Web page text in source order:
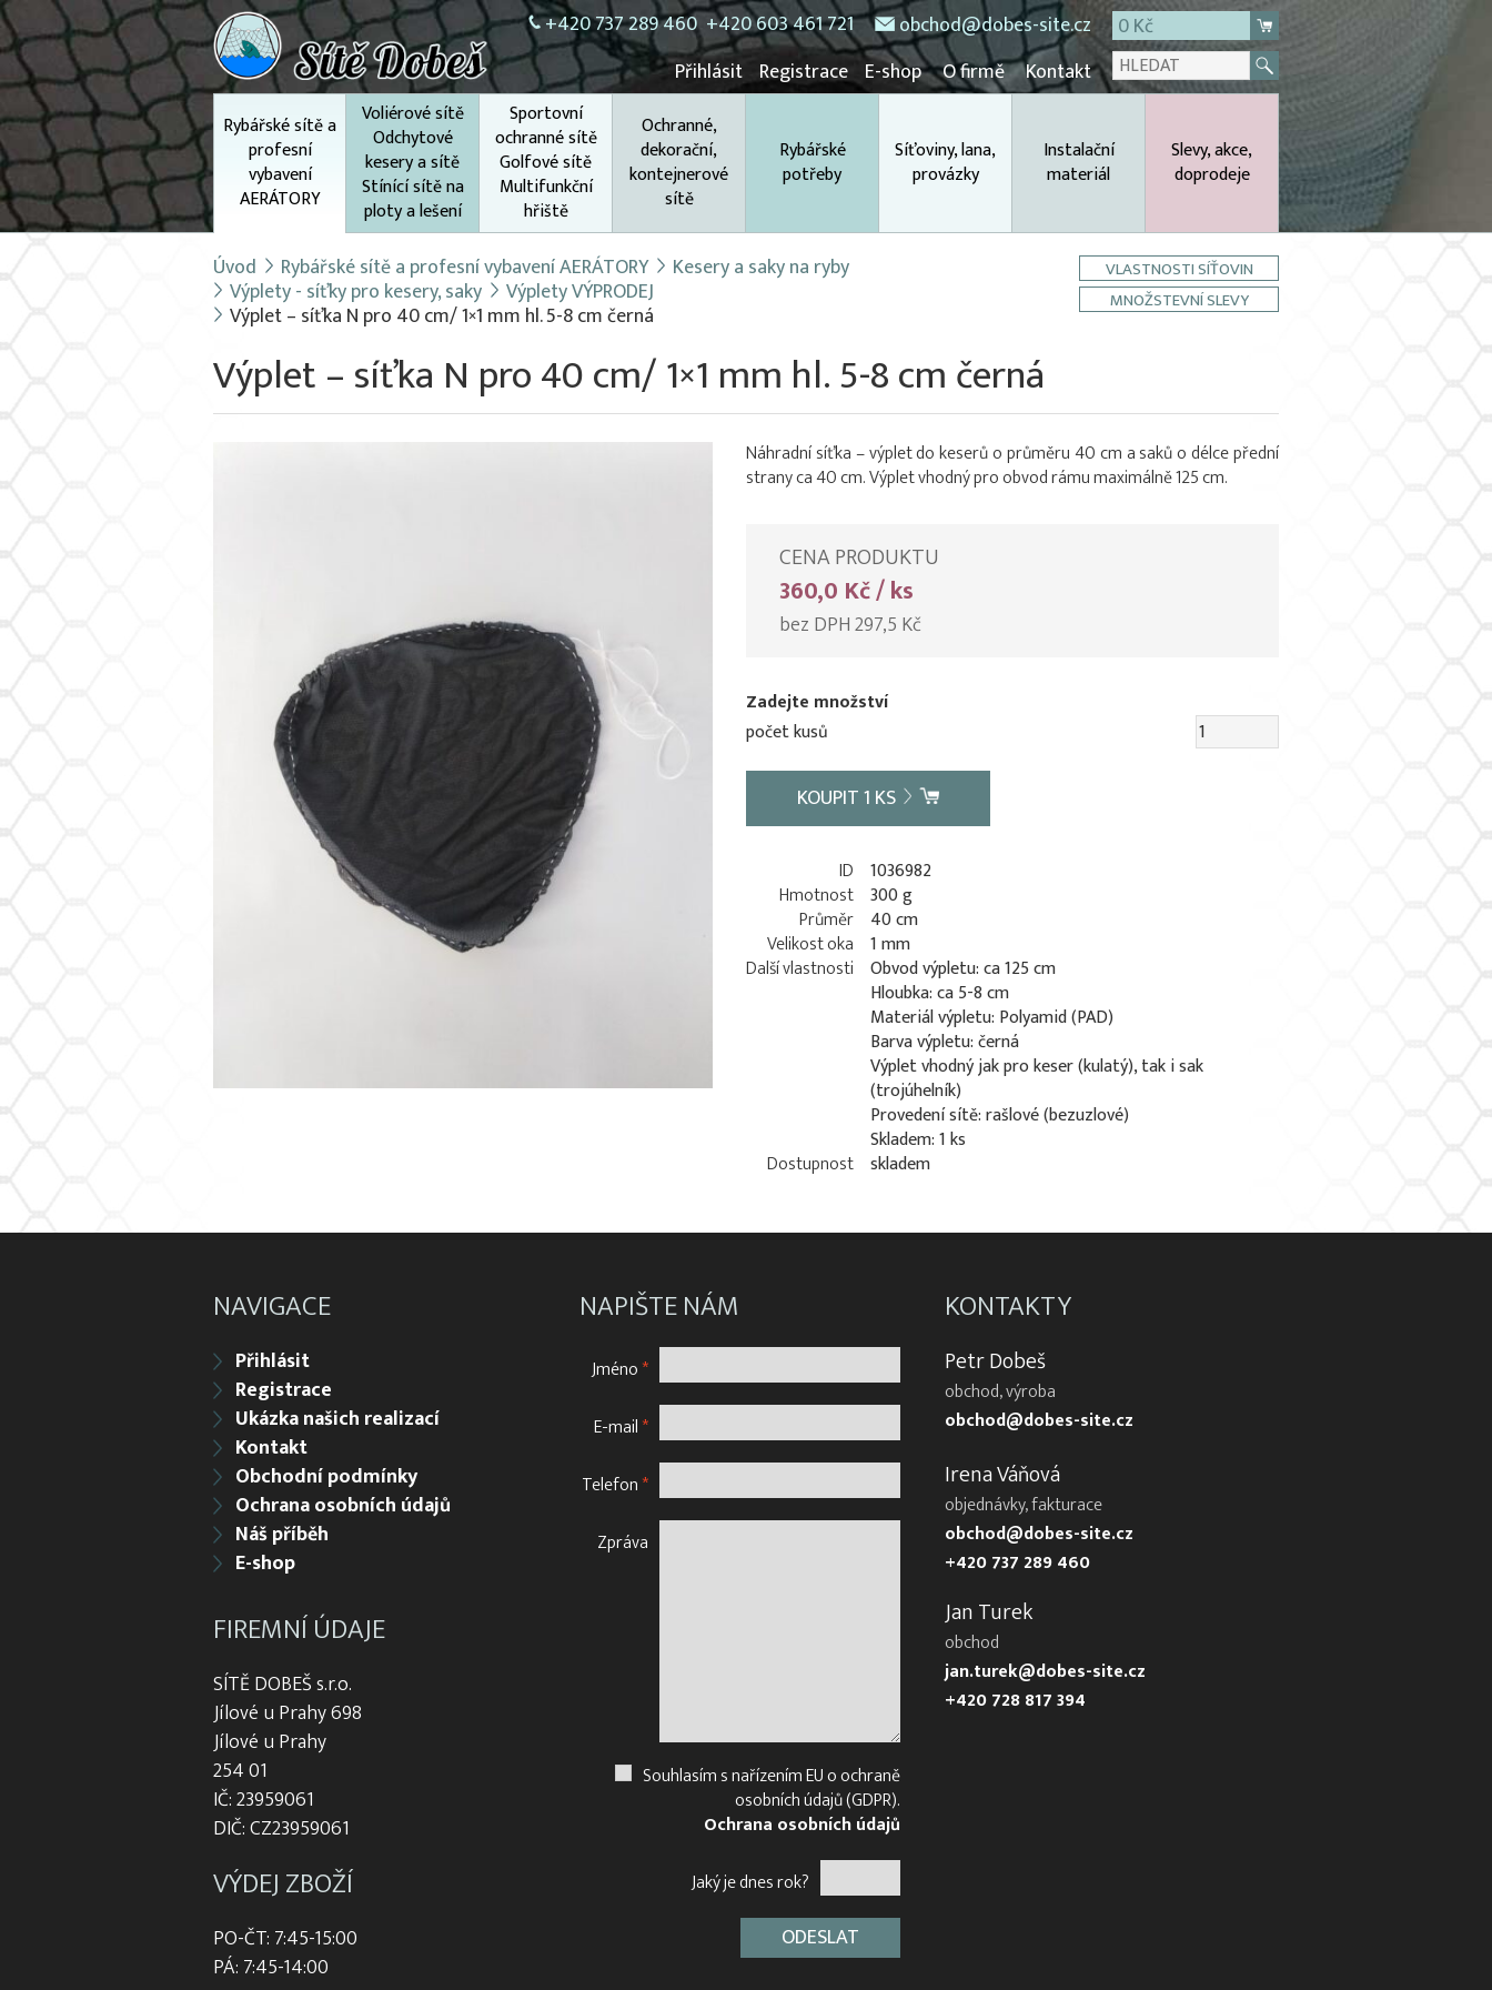
+420 737 289 460 +420 603 461 721 obchod@dobes-site.cz
0 Kč
Přihlásit Registrace E-shop O firmě Kontakt
Rybářské sítě a
profesní
vybavení
AERÁTORY
Voliérové sítě
Odchytové
kesery a sítě
Stínící sítě na
ploty a lešení
Sportovní
ochranné sítě
Golfové sítě
Multifunkční
hřiště
Ochranné,
dekorační,
kontejnerové
sítě
Rybářské
potřeby
Síťoviny, lana,
provázky
Instalační
materiál
Slevy, akce,
doprodeje
Úvod Rybářské sítě a profesní vybavení AERÁTORY Kesery a saky na ryby
Výplety - síťky pro kesery, saky Výplety VÝPRODEJ
Výplet – síťka N pro 40 cm/ 1×1 mm hl. 5-8 cm černá
VLASTNOSTI SÍŤOVIN
MNOŽSTEVNÍ SLEVY
Výplet – síťka N pro 40 cm/ 1×1 mm hl. 5-8 cm černá
Náhradní síťka – výplet do keserů o průměru 40 cm a saků o délce přední
strany ca 40 cm. Výplet vhodný pro obvod rámu maximálně 125 cm.
CENA PRODUKTU
360,0 Kč / ks
bez DPH 297,5 Kč
Zadejte množství
počet kusů
KOUPIT1 KS
ID 1036982
Hmotnost 300 g
Průměr 40 cm
Velikost oka 1 mm
Další vlastnosti Obvod výpletu: ca 125 cm
Hloubka: ca 5-8 cm
Materiál výpletu: Polyamid (PAD)
Barva výpletu: černá
Výplet vhodný jak pro keser (kulatý), tak i sak
(trojúhelník)
Provedení sítě: rašlové (bezuzlové)
Skladem: 1 ks
Dostupnost skladem
NAVIGACE
Přihlásit
Registrace
Ukázka našich realizací
Kontakt
Obchodní podmínky
Ochrana osobních údajů
Náš příběh
E-shop
FIREMNÍ ÚDAJE
SÍTĚ DOBEŠ s.r.o.
Jílové u Prahy 698
Jílové u Prahy
254 01
IČ: 23959061
DIČ: CZ23959061
VÝDEJ ZBOŽÍ
PO-ČT: 7:45-15:00
PÁ: 7:45-14:00
NAPIŠTE NÁM
Jméno*
E-mail*
Telefon*
Zpráva
Souhlasím s nařízením EU o ochraně
osobních údajů (GDPR).
Ochrana osobních údajů
Jaký je dnes rok?
KONTAKTY
Petr Dobeš
obchod, výroba
obchod@dobes-site.cz
Irena Váňová
objednávky, fakturace
obchod@dobes-site.cz
+420 737 289 460
Jan Turek
obchod
jan.turek@dobes-site.cz
+420 728 817 394